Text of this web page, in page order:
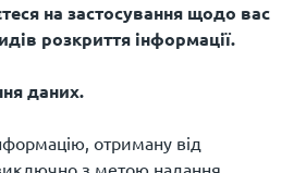
на застосування щодо вас
розкриття інформації.
даних.
отриману від